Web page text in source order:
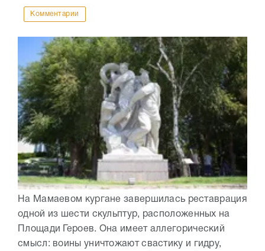
Комментарии
На Мамаевом кургане завершилась реставрация
одной из шести скульптур, расположенных на
Площади Героев. Она имеет аллегорический
смысл: воины уничтожают свастику и гидру,